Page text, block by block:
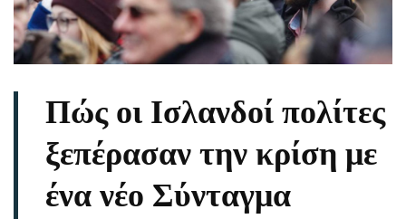
Πώς οι Ισλανδοί πολίτες
ξεπέρασαν την κρίση με
ένα νέο Σύνταγμα